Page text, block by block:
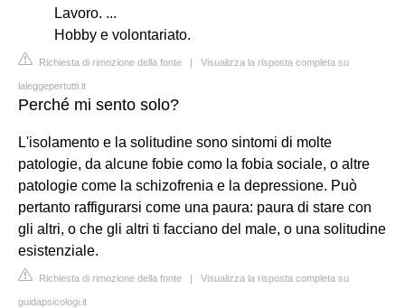
Lavoro. ...
Hobby e volontariato.
Richiesta di rimozione della fonte | Visualizza la risposta completa su
laleggepertutti.it
Perché mi sento solo?
L'isolamento e la solitudine sono sintomi di molte
patologie, da alcune fobie como la fobia sociale, o altre
patologie come la schizofrenia e la depressione. Può
pertanto raffigurarsi come una paura: paura di stare con
gli altri, o che gli altri ti facciano del male, o una solitudine
esistenziale.
Richiesta di rimozione della fonte | Visualizza la risposta completa su
guidapsicologi.it